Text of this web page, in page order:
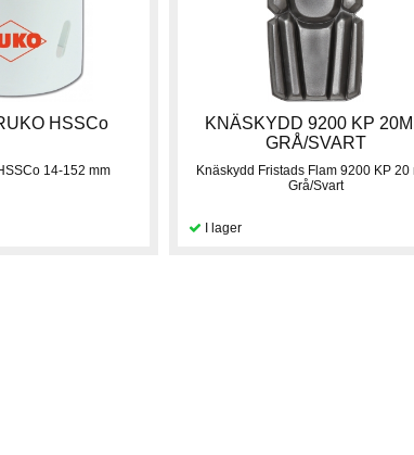
HSSCo
14-152 mm
KNÄSKYDD 9200 KP
GRÅ/SVART
Knäskydd Fristads Flam 9200 KP 20
Grå/Svart